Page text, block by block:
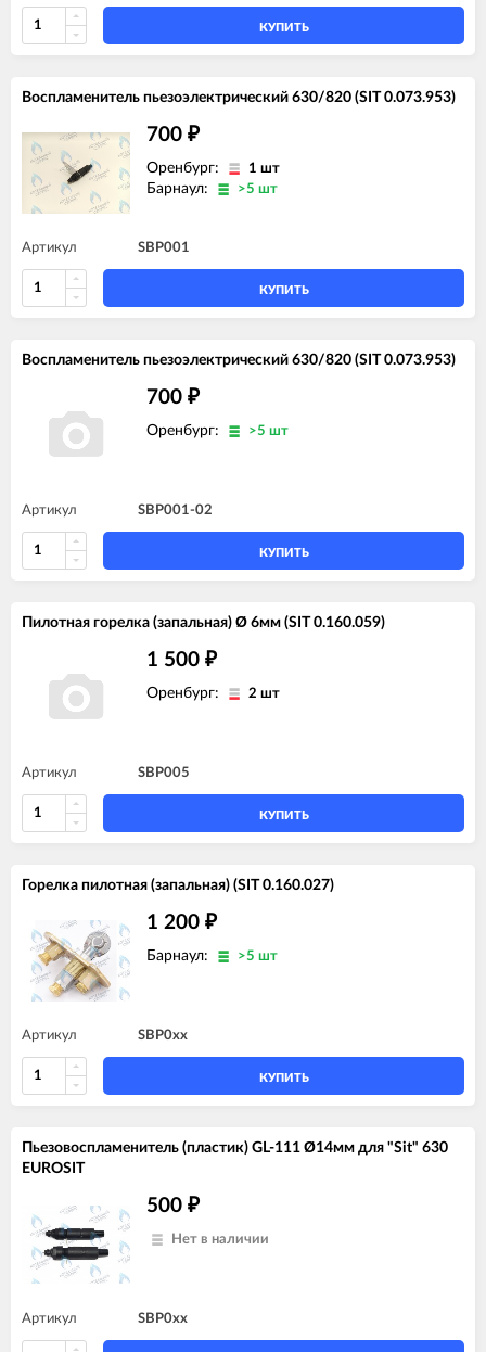
КУПИТЬ
Воспламенитель пьезоэлектрический 630/820 (SIT 0.073.953)
700 ₽
Оренбург: 1 шт
Барнаул: >5 шт
Артикул SBP001
КУПИТЬ
Воспламенитель пьезоэлектрический 630/820 (SIT 0.073.953)
700 ₽
Оренбург: >5 шт
Артикул SBP001-02
КУПИТЬ
Пилотная горелка (запальная) Ø 6мм (SIT 0.160.059)
1 500 ₽
Оренбург: 2 шт
Артикул SBP005
КУПИТЬ
Горелка пилотная (запальная) (SIT 0.160.027)
1 200 ₽
Барнаул: >5 шт
Артикул SBP0xx
КУПИТЬ
Пьезовоспламенитель (пластик) GL-111 Ø14мм для "Sit" 630
EUROSIT
500 ₽
Нет в наличии
Артикул SBP0xx